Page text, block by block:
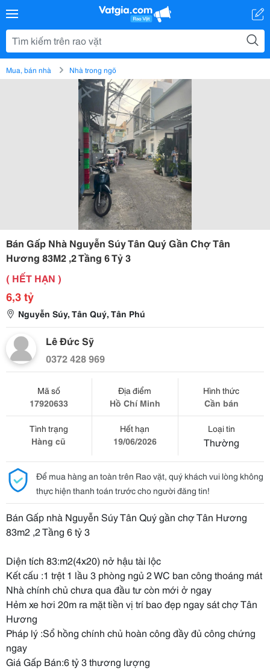
Mua, bán nhà Nhà trong ngõ
Bán Gấp Nhà Nguyễn Súy Tân Quý Gần Chợ Tân
Hương 83M2 ,2 Tầng 6 Tỷ 3
( HẾT HẠN )
6,3 tỷ
Nguyễn Súy, Tân Quý, Tân Phú
Lê Đức Sỹ
0372 428 969
Mã số
17920633
Địa điểm
Hồ Chí Minh
Hình thức
Cần bán
Tình trạng
Hàng cũ
Hết hạn
19/06/2026
Loại tin
Thường
Để mua hàng an toàn trên Rao vặt, quý khách vui lòng không
thực hiện thanh toán trước cho người đăng tin!
Bán Gấp nhà Nguyễn Súy Tân Quý gần chợ Tân Hương
83m2 ,2 Tầng 6 tỷ 3
Diện tích 83:m2(4x20) nở hậu tài lộc
Kết cấu :1 trệt 1 lầu 3 phòng ngủ 2 WC ban công thoáng mát
Nhà chính chủ chưa qua đầu tư còn mới ở ngay
Hẻm xe hơi 20m ra mặt tiền vị trí bao đẹp ngay sát chợ Tân
Hương
Pháp lý :Sổ hồng chính chủ hoàn công đầy đủ công chứng
ngay
Giá Gấp Bán:6 tỷ 3 thương lượng